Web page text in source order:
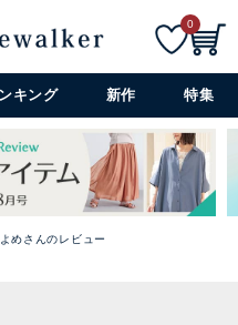
詳細検索+
0
キング 新作 特集
めさんのレビュー